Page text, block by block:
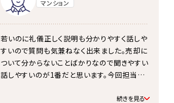
マンション
若いのに礼儀正しく説明も分かりやすく話しや
すいので質問も気兼ねなく出来ました。売却に
ついて分からないことばかりなので聞きやすい
話しやすいのが1番だと思います。今回担当し
続きを見る